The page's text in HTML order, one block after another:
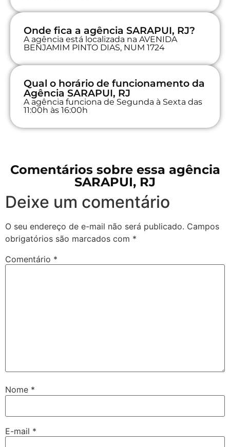
Onde fica a agência SARAPUI, RJ?
A agência está localizada na AVENIDA
BENJAMIM PINTO DIAS, NUM 1724
Qual o horário de funcionamento da
Agência SARAPUI, RJ
A agência funciona de Segunda à Sexta das
11:00h às 16:00h
Comentários sobre essa agência
SARAPUI, RJ
Deixe um comentário
O seu endereço de e-mail não será publicado. Campos
obrigatórios são marcados com *
Comentário *
Nome *
E-mail *